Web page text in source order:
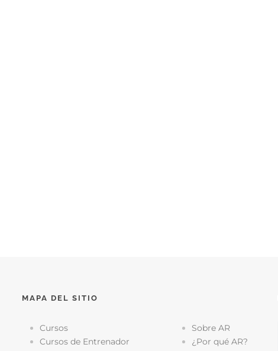
MAPA DEL SITIO
Cursos
Cursos de Entrenador
Sobre AR
¿Por qué AR?